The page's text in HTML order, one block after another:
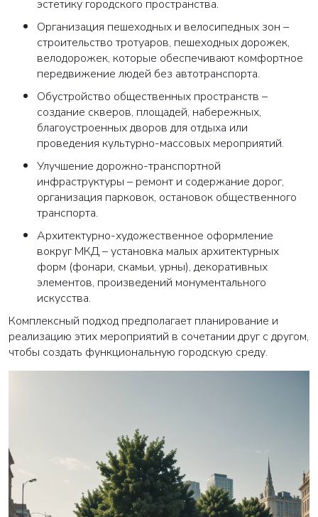
эстетику городского пространства.
Организация пешеходных и велосипедных зон –
строительство тротуаров, пешеходных дорожек,
велодорожек, которые обеспечивают комфортное
передвижение людей без автотранспорта.
Обустройство общественных пространств –
создание скверов, площадей, набережных,
благоустроенных дворов для отдыха или
проведения культурно-массовых мероприятий.
Улучшение дорожно-транспортной
инфраструктуры – ремонт и содержание дорог,
организация парковок, остановок общественного
транспорта.
Архитектурно-художественное оформление
вокруг МКД – установка малых архитектурных
форм (фонари, скамьи, урны), декоративных
элементов, произведений монументального
искусства.
Комплексный подход предполагает планирование и
реализацию этих мероприятий в сочетании друг с другом,
чтобы создать функциональную городскую среду.